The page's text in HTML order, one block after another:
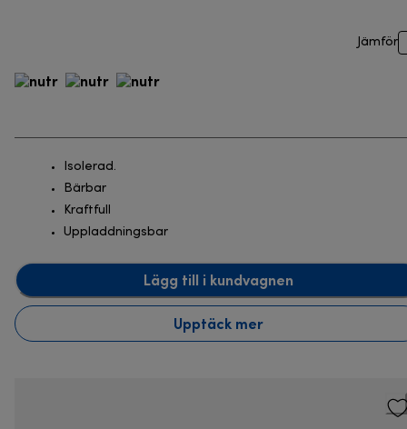
Jämför
Isolerad.
Bärbar
Kraftfull
Uppladdningsbar
Lägg till i kundvagnen
Upptäck mer